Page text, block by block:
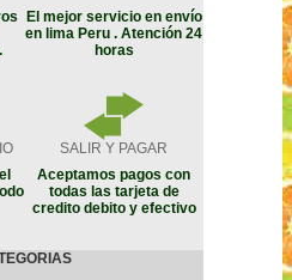
El mejor servicio en envío
en lima Peru . Atención 24
horas
SALIR Y PAGAR
Aceptamos pagos con
todas las tarjeta de
credito debito y efectivo